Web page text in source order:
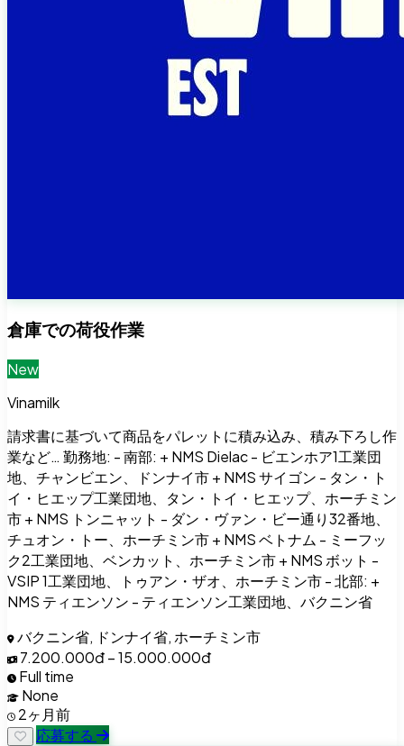
倉庫での荷役作業
New
Vinamilk
請求書に基づいて商品をパレットに積み込み、積み下ろし作
業など… 勤務地: - 南部: + NMS Dielac - ビエンホア1工業団
地、チャンビエン、ドンナイ市 + NMS サイゴン - タン・ト
イ・ヒエップ工業団地、タン・トイ・ヒエップ、ホーチミン
市 + NMS トンニャット - ダン・ヴァン・ビー通り32番地、
チュオン・トー、ホーチミン市 + NMS ベトナム - ミーフッ
ク2工業団地、ベンカット、ホーチミン市 + NMS ボット -
VSIP 1工業団地、トゥアン・ザオ、ホーチミン市 - 北部: +
NMS ティエンソン - ティエンソン工業団地、バクニン省
バクニン省, ドンナイ省, ホーチミン市
7.200.000đ – 15.000.000đ
Full time
None
2ヶ月前
応募する